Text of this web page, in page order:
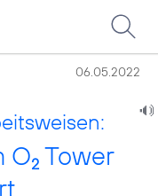
06.05.2022
O2 Tower